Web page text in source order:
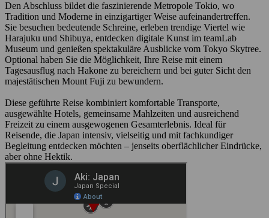
Den Abschluss bildet die faszinierende Metropole Tokio, wo
Tradition und Moderne in einzigartiger Weise aufeinandertreffen.
Sie besuchen bedeutende Schreine, erleben trendige Viertel wie
Harajuku und Shibuya, entdecken digitale Kunst im teamLab
Museum und genießen spektakuläre Ausblicke vom Tokyo Skytree.
Optional haben Sie die Möglichkeit, Ihre Reise mit einem
Tagesausflug nach Hakone zu bereichern und bei guter Sicht den
majestätischen Mount Fuji zu bewundern.
Diese geführte Reise kombiniert komfortable Transporte,
ausgewählte Hotels, gemeinsame Mahlzeiten und ausreichend
Freizeit zu einem ausgewogenen Gesamterlebnis. Ideal für
Reisende, die Japan intensiv, vielseitig und mit fachkundiger
Begleitung entdecken möchten – jenseits oberflächlicher Eindrücke,
aber ohne Hektik.